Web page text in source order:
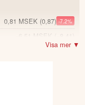
0,81 MSEK (0,87) -7.2%
−6,51 MSEK
Visa mer ▼